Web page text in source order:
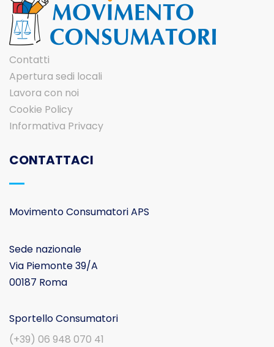
Contatti
Apertura sedi locali
Lavora con noi
Cookie Policy
Informativa Privacy
CONTATTACI
Movimento Consumatori APS
Sede nazionale
Via Piemonte 39/A
00187 Roma
Sportello Consumatori
(+39) 06 948 070 41